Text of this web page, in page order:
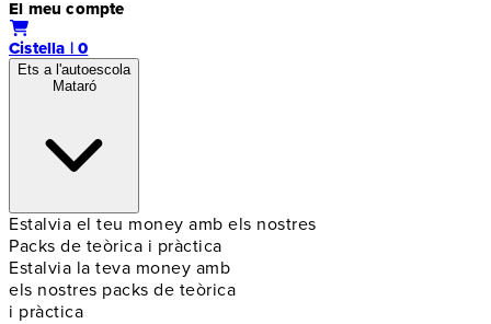
El meu compte
Cistella | 0
Ets a l'autoescola
Mataró
Estalvia el teu money amb els nostres
Packs de teòrica i pràctica
Estalvia la teva money amb
els nostres packs de teòrica
i pràctica